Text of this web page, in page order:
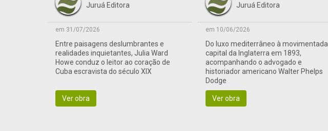
Juruá Editora
em 31/07/2026
Entre paisagens deslumbrantes e
realidades inquietantes, Julia Ward
Howe conduz o leitor ao coração de
Cuba escravista do século XIX
Ver obra
Juruá Editora
em 10/06/2026
Do luxo mediterrâneo à movimentada
capital da Inglaterra em 1893,
acompanhando o advogado e
historiador americano Walter Phelps
Dodge
Ver obra